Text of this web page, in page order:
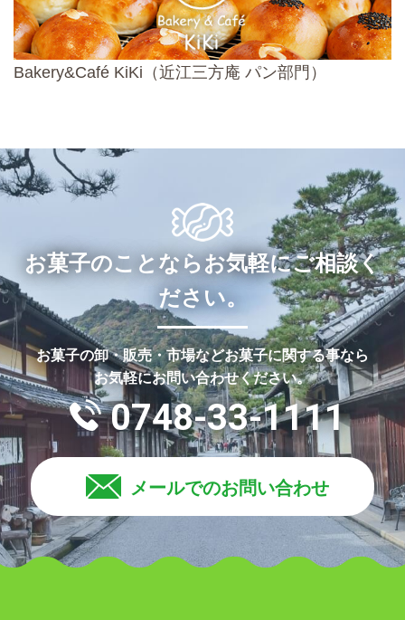
Bakery&Café KiKi（近江三方庵 パン部門）
お菓子のことならお気軽にご相談く
ださい。
お菓子の卸・販売・市場などお菓子に関する事なら
お気軽にお問い合わせください。
0748-33-1111
メールでのお問い合わせ